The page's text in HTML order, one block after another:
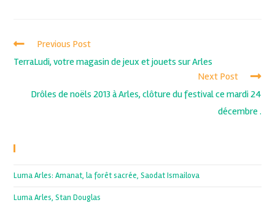
Previous Post
TerraLudi, votre magasin de jeux et jouets sur Arles
Next Post
Drôles de noëls 2013 à Arles, clôture du festival ce mardi 24
décembre .
Luma Arles: Amanat, la forêt sacrée, Saodat Ismailova
Luma Arles, Stan Douglas